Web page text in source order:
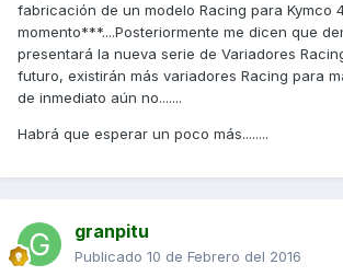
fabricación de un modelo Racing para Kymco
momento***....Posteriormente me dicen que
presentará la nueva serie de Variadores
futuro, existirán más variadores Racing para
de inmediato aún no.......
Habrá que esperar un poco más........
granpitu
Publicado 10 de Febrero del 2016